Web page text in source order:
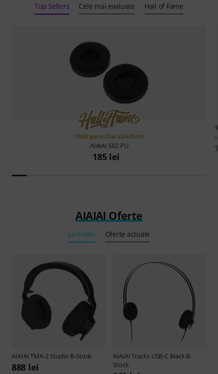
Top Sellers Cele mai evaluate Hall of Fame
1000 pereche vândute
AIAIAI E02 PU
185 lei
AIAIAI Oferte
Lichidări Oferte actuale
AIAIAITMA-2 Studio B-Stock
888 lei
AIAIAITracks USB-C Black B-
Stock